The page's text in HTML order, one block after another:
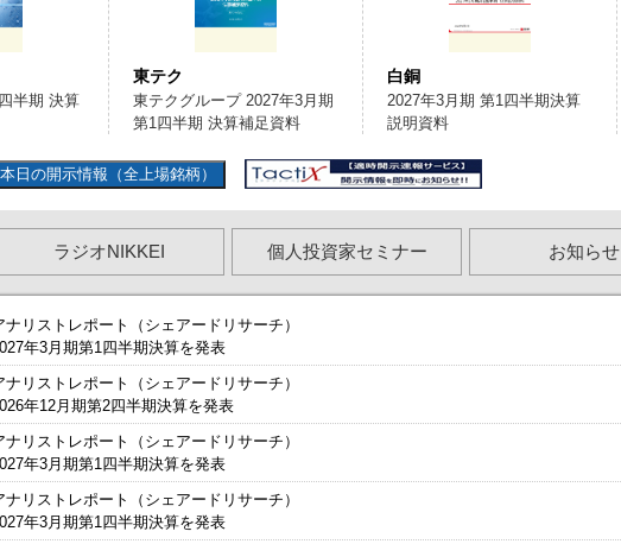
半期 決算
東テク
東テクグループ 2027年3月期
第1四半期 決算補足資料
白銅
2027年3月期 第1四半期決算
説明資料
本日の開示情報（全上場銘柄）
ラジオNIKKEI 個人投資家セミナー お知らせ
第1四半期決算を発表
ナリストレポート（シェアードリサーチ）
年3月期第1四半期決算を発表
ナリストレポート（シェアードリサーチ）
年12月期第2四半期決算を発表
ナリストレポート（シェアードリサーチ）
年3月期第1四半期決算を発表
ナリストレポート（シェアードリサーチ）
年3月期第1四半期決算を発表
ンIRセミナーの内容を動画にてご覧いただけます。